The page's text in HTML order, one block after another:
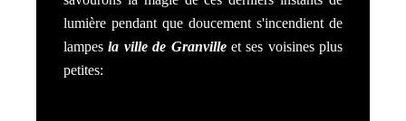
lumière pendant que doucement s'incendient de
lampesla ville de Granvilleet ses voisines plus
petites: